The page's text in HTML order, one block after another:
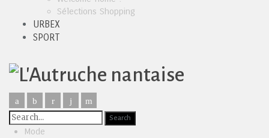
Sélections Shopping
URBEX
SPORT
Mode